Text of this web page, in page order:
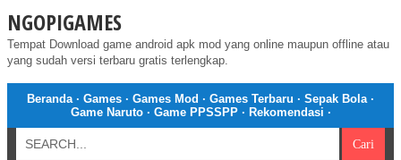
NGOPIGAMES
Tempat Download game android apk mod yang online maupun offline atau
yang sudah versi terbaru gratis terlengkap.
Beranda· Games · Games Mod · Games Terbaru · Sepak Bola·
Game Naruto· Game PPSSPP· Rekomendasi ·